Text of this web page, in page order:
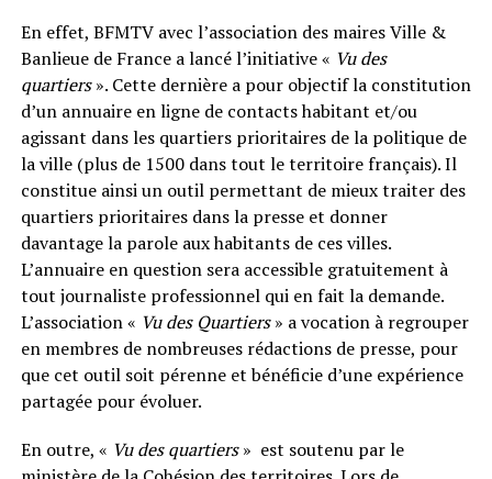
En effet, BFMTV avec l’association des maires Ville &
Banlieue de France a lancé l’initiative « Vu des
quartiers». Cette dernière a pour objectif la constitution
d’un annuaire en ligne de contacts habitant et/ou
agissant dans les quartiers prioritaires de la politique de
la ville (plus de 1500 dans tout le territoire français). Il
constitue ainsi un outil permettant de mieux traiter des
quartiers prioritaires dans la presse et donner
davantage la parole aux habitants de ces villes.
L’annuaire en question sera accessible gratuitement à
tout journaliste professionnel qui en fait la demande.
L’association « Vu des Quartiers» a vocation à regrouper
en membres de nombreuses rédactions de presse, pour
que cet outil soit pérenne et bénéficie d’une expérience
partagée pour évoluer.
En outre, « Vu des quartiers» est soutenu par le